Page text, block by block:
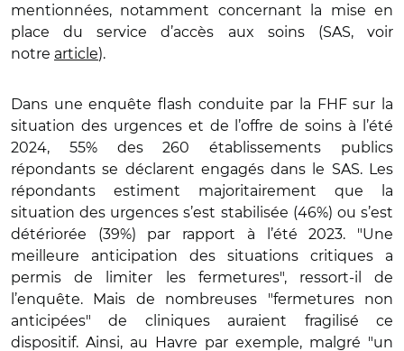
mentionnées, notamment concernant la mise en
place du service d’accès aux soins (SAS, voir
notre article).
Dans une enquête flash conduite par la FHF sur la
situation des urgences et de l’offre de soins à l’été
2024, 55% des 260 établissements publics
répondants se déclarent engagés dans le SAS. Les
répondants estiment majoritairement que la
situation des urgences s’est stabilisée (46%) ou s’est
détériorée (39%) par rapport à l’été 2023. "Une
meilleure anticipation des situations critiques a
permis de limiter les fermetures", ressort-il de
l’enquête. Mais de nombreuses "fermetures non
anticipées" de cliniques auraient fragilisé ce
dispositif. Ainsi, au Havre par exemple, malgré "un